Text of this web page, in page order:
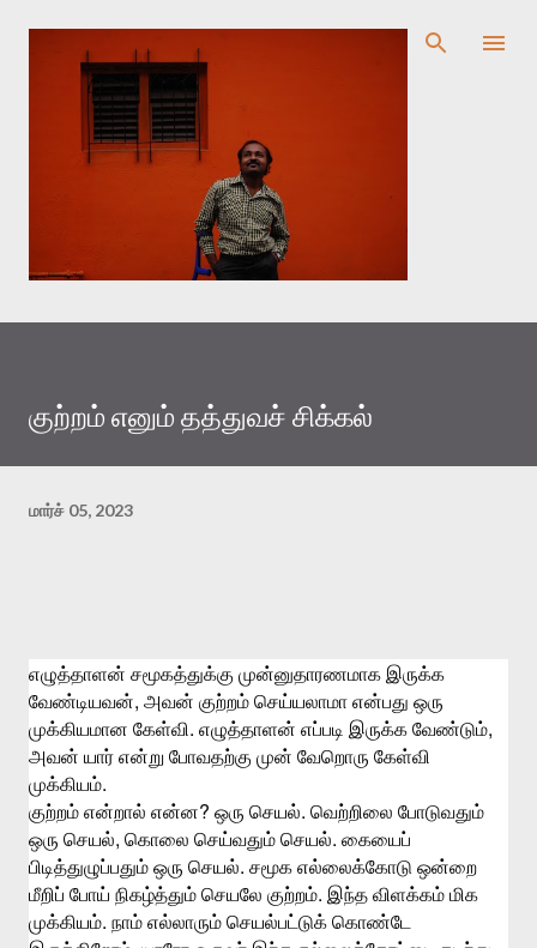
முதன்மை உள்ளடக்கத்திற்குச் செல்
குற்றம் எனும் தத்துவச் சிக்கல்
மார்ச் 05, 2023
எழுத்தாளன் சமூகத்துக்கு முன்னுதாரணமாக இருக்க
வேண்டியவன், அவன் குற்றம் செய்யலாமா என்பது ஒரு
முக்கியமான கேள்வி. எழுத்தாளன் எப்படி இருக்க வேண்டும்,
அவன் யார் என்று போவதற்கு முன் வேறொரு கேள்வி
முக்கியம்.
குற்றம் என்றால் என்ன? ஒரு செயல். வெற்றிலை போடுவதும்
ஒரு செயல், கொலை செய்வதும் செயல். கையைப்
பிடித்துழுப்பதும் ஒரு செயல். சமூக எல்லைக்கோடு ஒன்றை
மீறிப் போய் நிகழ்த்தும் செயலே குற்றம். இந்த விளக்கம் மிக
முக்கியம். நாம் எல்லாரும் செயல்பட்டுக் கொண்டே